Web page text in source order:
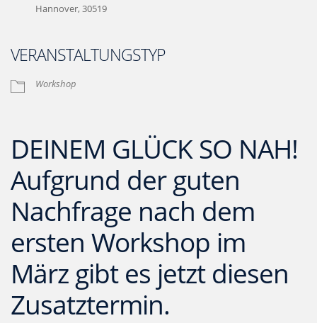
Hannover, 30519
VERANSTALTUNGSTYP
Workshop
DEINEM GLÜCK SO NAH!
Aufgrund der guten
Nachfrage nach dem
ersten Workshop im
März gibt es jetzt diesen
Zusatztermin.